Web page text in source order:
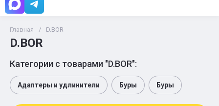
Главная / D.BOR
D.BOR
Категории с товарами "D.BOR":
Адаптеры и удлинители Буры Буры